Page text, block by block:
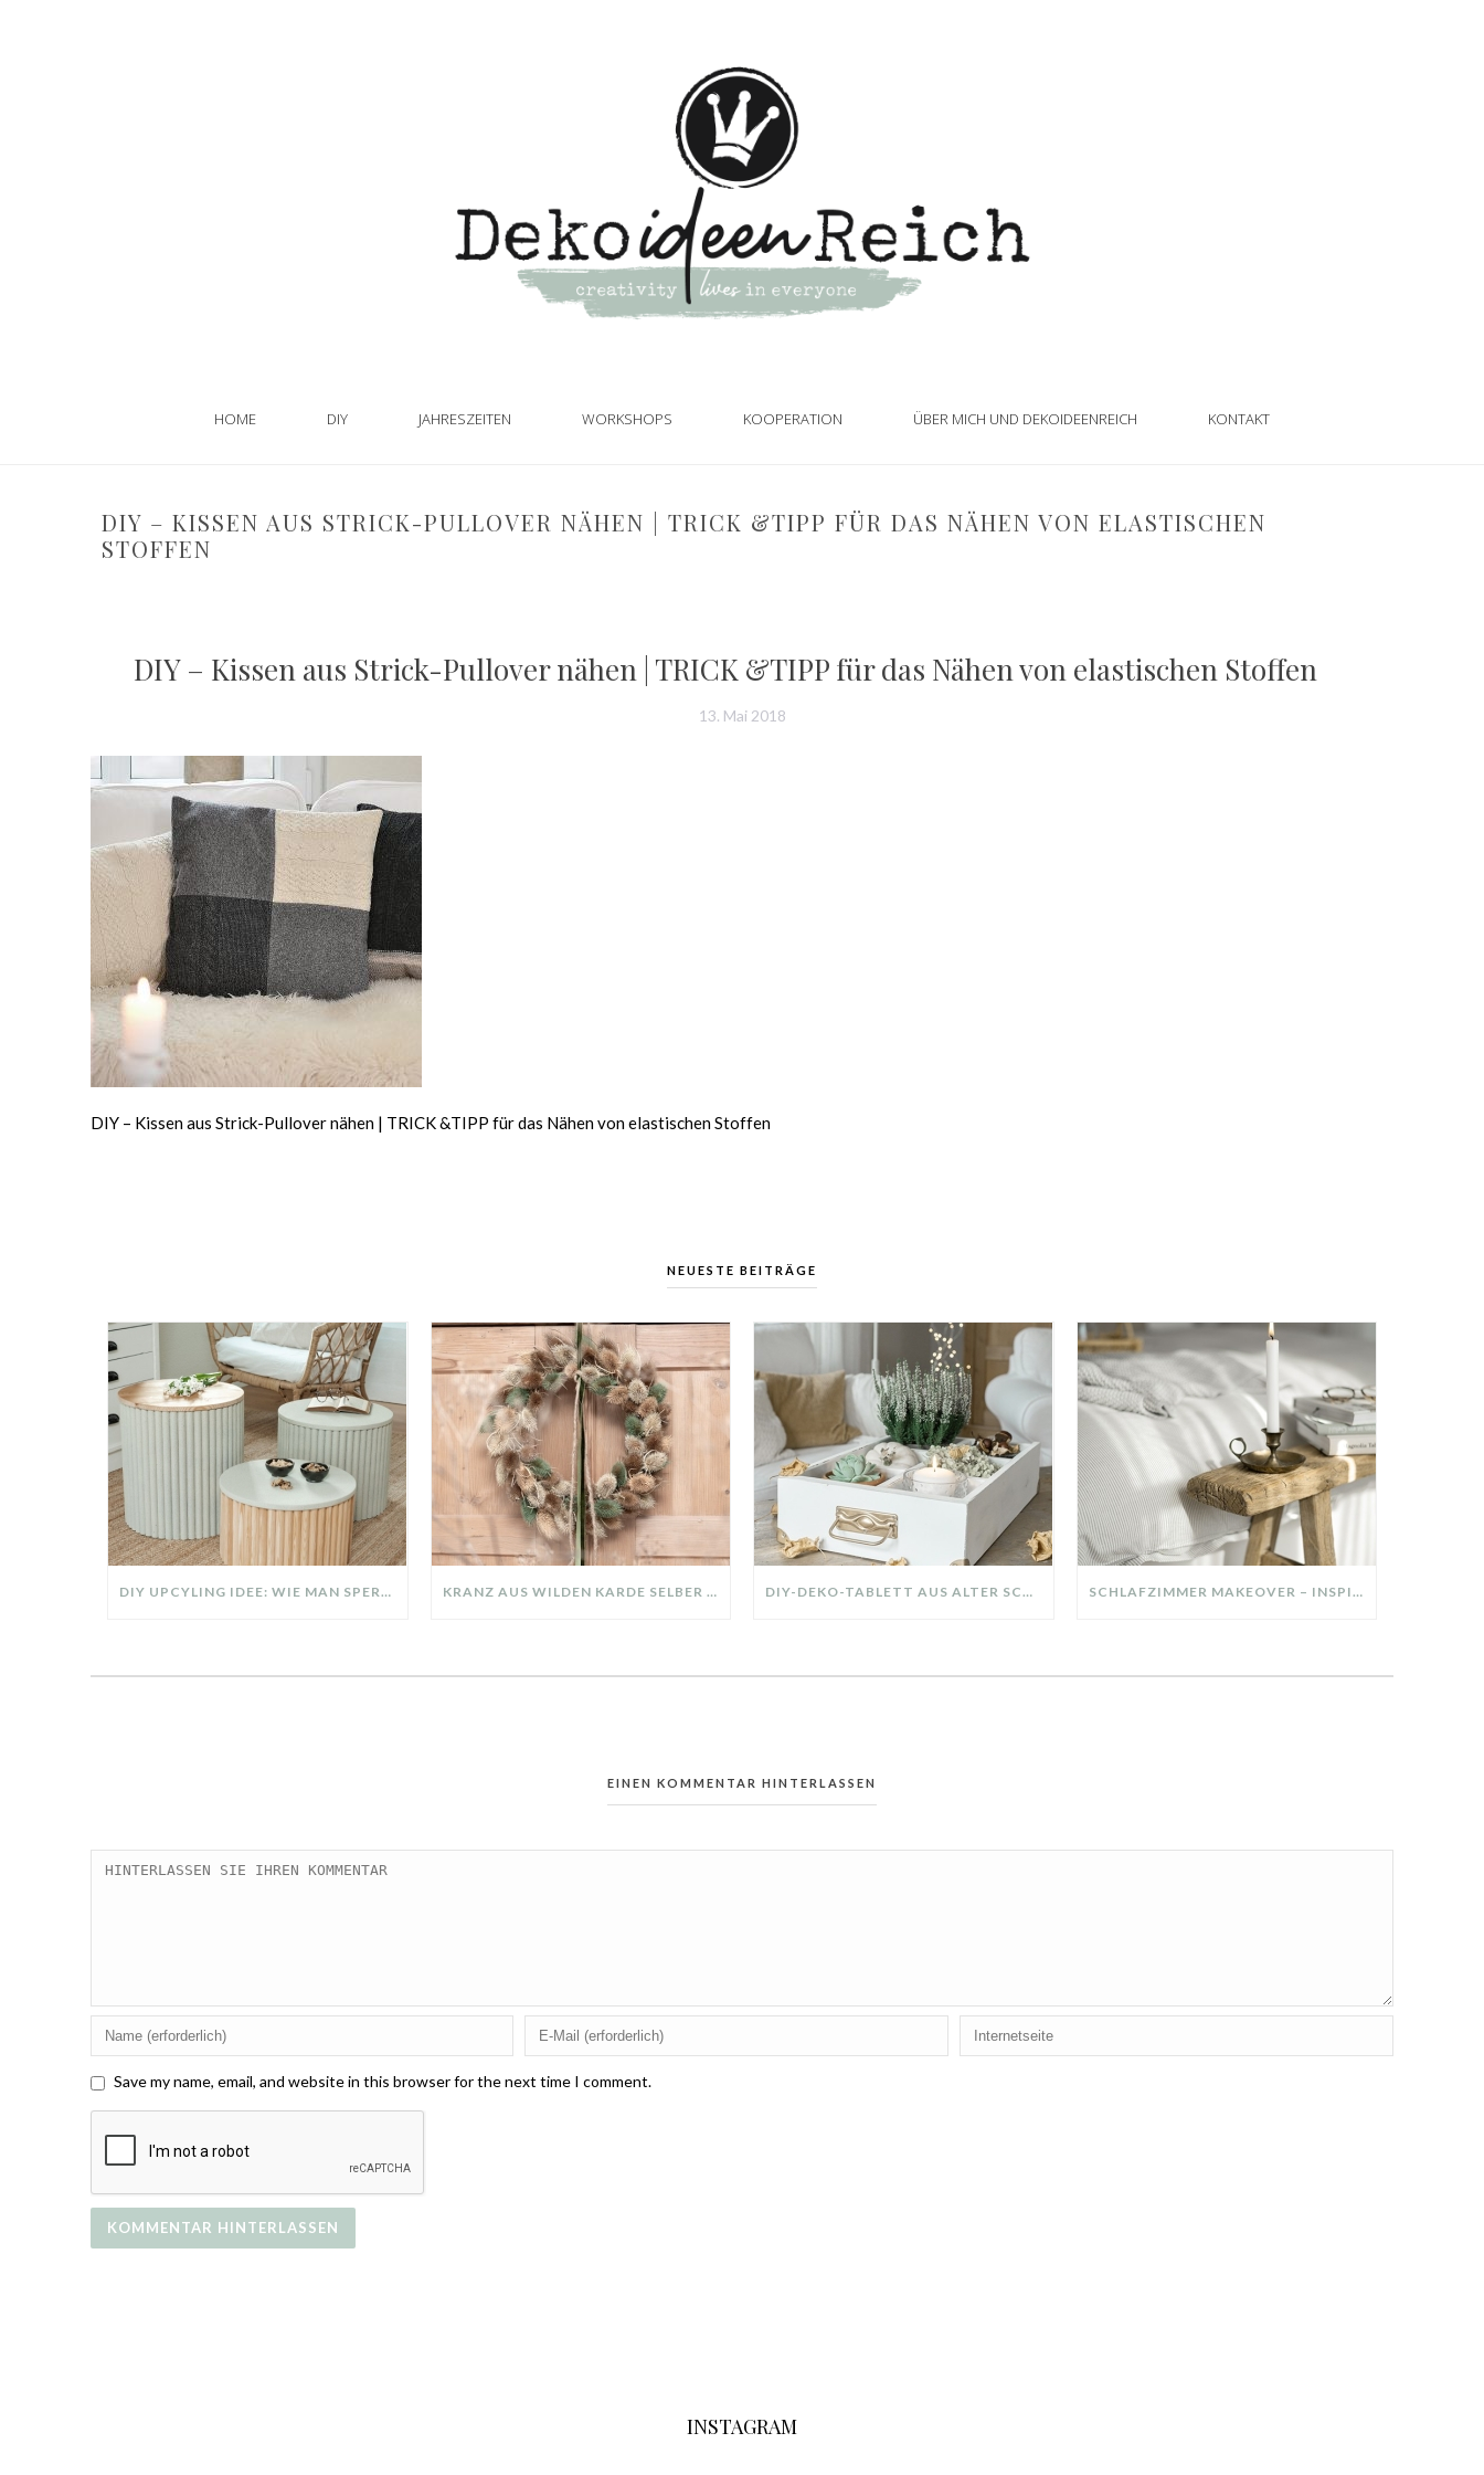
HOME DIY JAHRESZEITEN WORKSHOPS KOOPERATION ÜBER MICH UND DEKOIDEENREICH KONTAKT
DIY – KISSEN AUS STRICK-PULLOVER NÄHEN | TRICK &TIPP FÜR DAS NÄHEN VON ELASTISCHEN
STOFFEN
DIY – Kissen aus Strick-Pullover nähen | TRICK &TIPP für das Nähen von elastischen Stoffen
13. Mai 2018
DIY – Kissen aus Strick-Pullover nähen | TRICK &TIPP für das Nähen von elastischen Stoffen
NEUESTE BEITRÄGE
DIY UPCYLING IDEE: WIE MAN SPERRMÜLL IN EIN DESIGNER TEIL VERWANDELT KRANZ AUS WILDEN KARDE SELBER MACHEN: HERBSTDEKO GANZ EINFACH DIY-DEKO-TABLETT AUS ALTER SCHUBLADE – NACHHALTIGE HERBSTDEKO SELBER MACHEN! SCHLAFZIMMER MAKEOVER – INSPIRATION FÜR DEIN SCHLAFZIMMER: AUS ALT MACH NEU – HELL, GEMÜTLICH UND EINLADEND
EINEN KOMMENTAR HINTERLASSEN
Save my name, email, and website in this browser for the next time I comment.
INSTAGRAM